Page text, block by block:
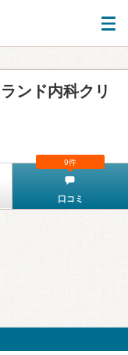
ンド内科クリ
口コミ
9件